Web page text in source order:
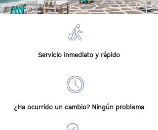
Servicio inmediato y rápido
¿Ha ocurrido un cambio? Ningún problema